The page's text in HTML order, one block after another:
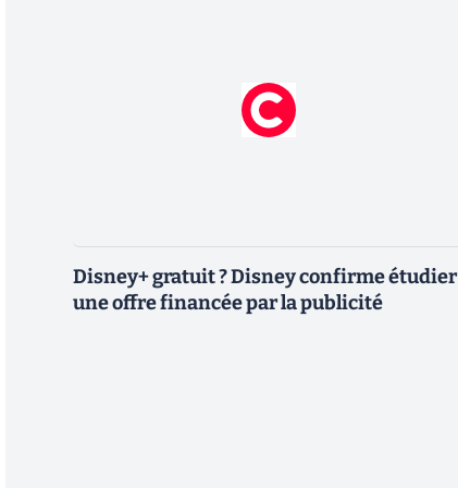
Disney+ gratuit ? Disney confirme étudier
une offre financée par la publicité